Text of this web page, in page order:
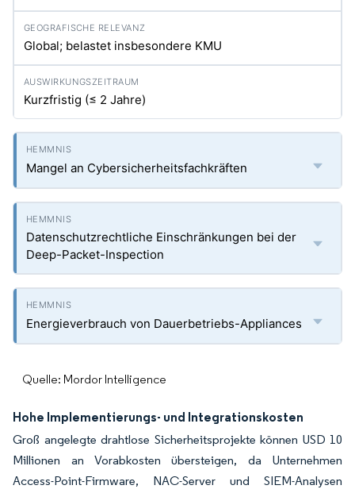
Global; belastet insbesondere KMU
Kurzfristig (≤ 2 Jahre)
Mangel an Cybersicherheitsfachkräften
Datenschutzrechtliche Einschränkungen bei der
Deep-Packet-Inspection
Energieverbrauch von Dauerbetriebs-Appliances
Quelle: Mordor Intelligence
Hohe Implementierungs- und Integrationskosten
Groß angelegte drahtlose Sicherheitsprojekte können USD 10
Millionen an Vorabkosten übersteigen, da Unternehmen
Access-Point-Firmware, NAC-Server und SIEM-Analysen